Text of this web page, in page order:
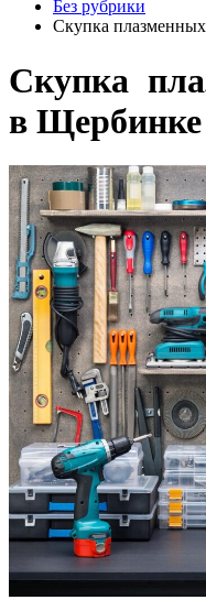
Без рубрики
Скупка
Скупка
в Щербинке